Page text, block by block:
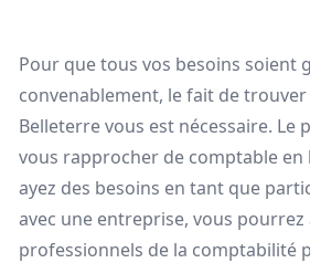
Pour que tous vos besoins soient
convenablement, le fait de
Belleterre vous est nécessaire. Le
vous rapprocher de comptable en
ayez des besoins en tant que
avec une entreprise, vous pourrez
professionnels de la comptabilité